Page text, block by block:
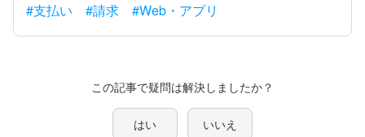
#支払い #請求 #Web・アプリ
この記事で疑問は解決しましたか？
はい いいえ